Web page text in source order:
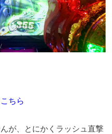
ちら
が、とにかくラッシュ直撃